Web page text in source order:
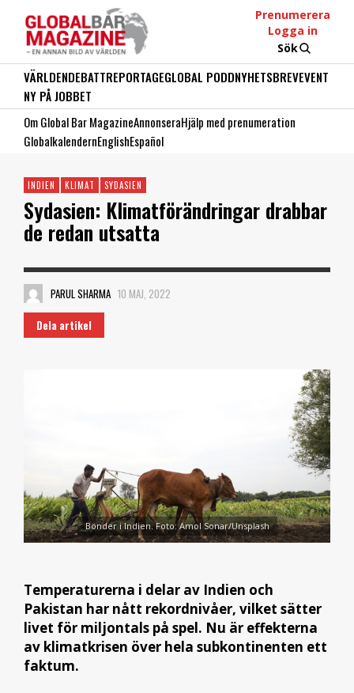
Prenumerera
Logga in
Sök
VÄRLDENDEBATTREPORTAGEGLOBAL PODDNYHETSBREVEVENT
NY PÅ JOBBET
Om Global Bar MagazineAnnonseraHjälp med prenumeration
GlobalkalendernEnglishEspañol
INDIEN KLIMAT SYDASIEN
Sydasien: Klimatförändringar drabbar
de redan utsatta
PARUL SHARMA 10 MAJ, 2022
Dela artikel
Bönder i Indien. Foto: Amol Sonar/Unsplash
Temperaturerna i delar av Indien och
Pakistan har nått rekordnivåer, vilket sätter
livet för miljontals på spel. Nu är effekterna
av klimatkrisen över hela subkontinenten ett
faktum.